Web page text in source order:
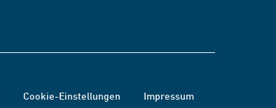
Cookie-Einstellungen Impressum